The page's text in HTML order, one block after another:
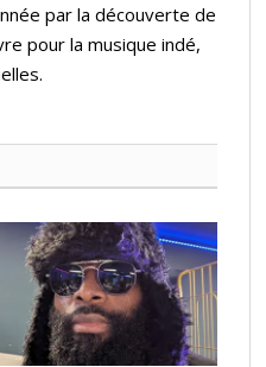
par la découverte de
pour la musique indé,